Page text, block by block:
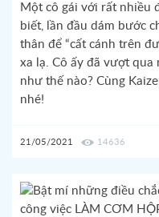
Một cô gái với rất nhiều
biết, lần đầu dám bước
thân để “cất cánh trên
xa lạ. Cô ấy đã vượt
như thế nào? Cùng
nhé!
21/05/2021 14636